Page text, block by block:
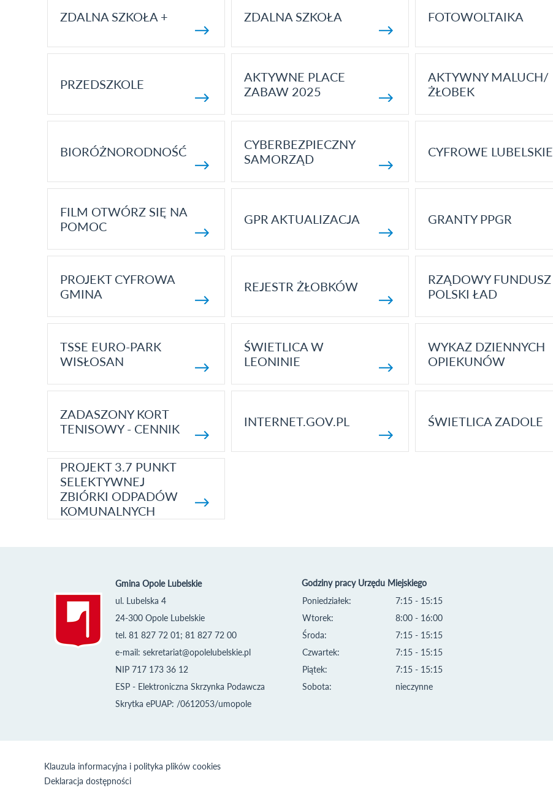
ZDALNA SZKOŁA + ZDALNA SZKOŁA FOTOWOLTAIKA
PRZEDSZKOLE
AKTYWNE PLACE
ZABAW 2025
AKTYWNY MALUCH/
ŻŁOBEK
BIORÓŻNORODNOŚĆ
CYBERBEZPIECZNY
SAMORZĄD
CYFROWE LUBELSKIE
FILM OTWÓRZ SIĘ NA
POMOC
GPR AKTUALIZACJA GRANTY PPGR
PROJEKT CYFROWA
GMINA
REJESTR ŻŁOBKÓW
RZĄDOWY FUNDUSZ
POLSKI ŁAD
TSSE EURO-PARK
WISŁOSAN
ŚWIETLICA W
LEONINIE
WYKAZ DZIENNYCH
OPIEKUNÓW
ZADASZONY KORT
TENISOWY - CENNIK
INTERNET.GOV.PL ŚWIETLICA ZADOLE
PROJEKT 3.7 PUNKT
SELEKTYWNEJ
ZBIÓRKI ODPADÓW
KOMUNALNYCH
Gmina Opole Lubelskie
ul. Lubelska 4
24-300 Opole Lubelskie
tel. 81 827 72 01; 81 827 72 00
e-mail: sekretariat@opolelubelskie.pl
NIP 717 173 36 12
ESP - Elektroniczna Skrzynka Podawcza
Skrytka ePUAP: /0612053/umopole
Godziny pracy Urzędu Miejskiego
Poniedziałek:
Wtorek:
Środa:
Czwartek:
Piątek:
Sobota:
7:15 - 15:15
8:00 - 16:00
7:15 - 15:15
7:15 - 15:15
7:15 - 15:15
nieczynne
Klauzula informacyjna i polityka plików cookies
Deklaracja dostępności